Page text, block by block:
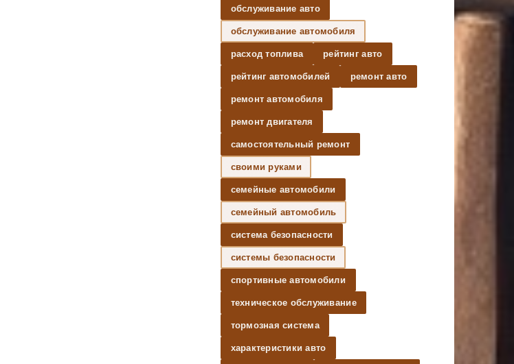
обслуживание авто
обслуживание автомобиля
расход топлива рейтинг авто
рейтинг автомобилей ремонт авто
ремонт автомобиля
ремонт двигателя
самостоятельный ремонт
своими руками
семейные автомобили
семейный автомобиль
система безопасности
системы безопасности
спортивные автомобили
техническое обслуживание
тормозная система
характеристики авто